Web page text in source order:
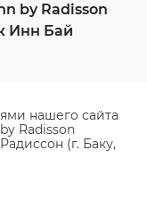
by Radisson
Инн Бай
нашего сайта
Radisson
(г. Баку,